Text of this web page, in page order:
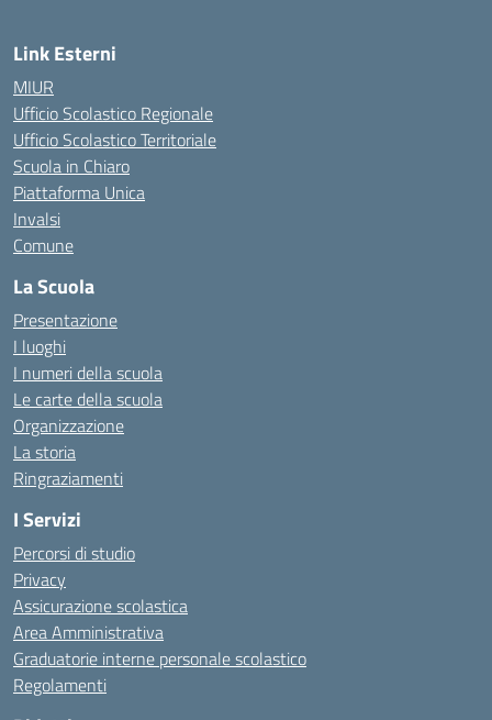
Link Esterni
MIUR
Ufficio Scolastico Regionale
Ufficio Scolastico Territoriale
Scuola in Chiaro
Piattaforma Unica
Invalsi
Comune
La Scuola
Presentazione
I luoghi
I numeri della scuola
Le carte della scuola
Organizzazione
La storia
Ringraziamenti
I Servizi
Percorsi di studio
Privacy
Assicurazione scolastica
Area Amministrativa
Graduatorie interne personale scolastico
Regolamenti